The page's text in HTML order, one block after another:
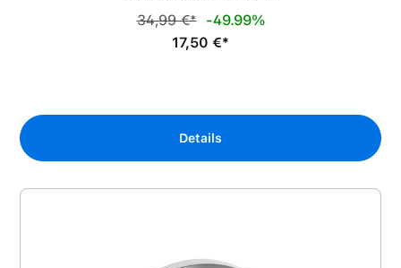
34,99 €*
-49.99%
17,50 €*
Details